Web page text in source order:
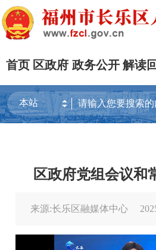
首页 区政府 政务公开 解读
区政府党组会议和
来源:长乐区融媒体中心